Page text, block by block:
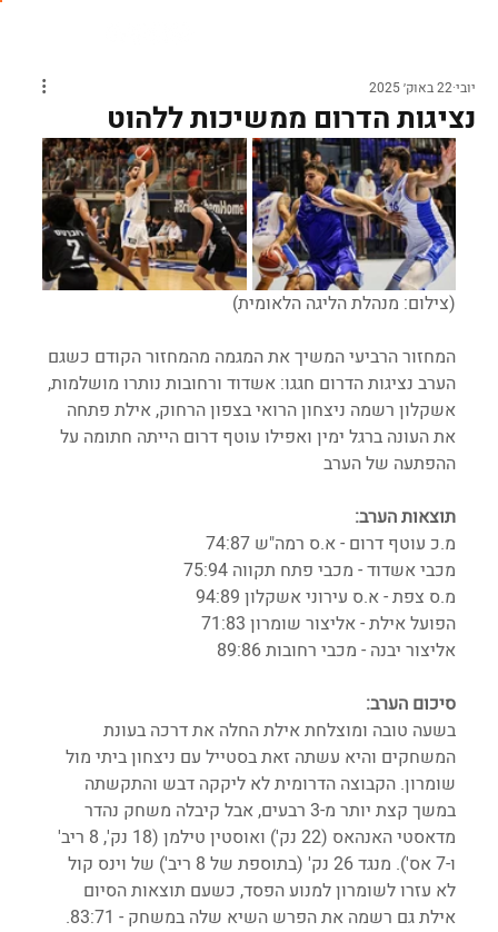
נציגות הדרום ממשיכות ללהוט
יובי22 באוק׳ 2025
(צילום: מנהלת הליגה הלאומית)
המחזור הרביעי המשיך את המגמה מהמחזור הקודם כשגם
הערב נציגות הדרום חגגו: אשדוד ורחובות נותרו מושלמות,
אשקלון רשמה ניצחון הרואי בצפון הרחוק, אילת פתחה
את העונה ברגל ימין ואפילו עוטף דרום הייתה חתומה על
ההפתעה של הערב
תוצאות הערב:
מ.כ עוטף דרום - א.ס רמה"ש 74:87
מכבי אשדוד - מכבי פתח תקווה 75:94
מ.ס צפת - א.ס עירוני אשקלון 94:89
הפועל אילת - אליצור שומרון 71:83
אליצור יבנה - מכבי רחובות 89:86
סיכום הערב:
בשעה טובה ומוצלחת אילת החלה את דרכה בעונת
המשחקים והיא עשתה זאת בסטייל עם ניצחון ביתי מול
שומרון. הקבוצה הדרומית לא ליקקה דבש והתקשתה
במשך קצת יותר מ-3 רבעים, אבל קיבלה משחק נהדר
מדאסטי האנהאס (22 נק') ואוסטין טילמן (18 נק', 8 ריב'
ו-7 אס'). מנגד 26 נק' (בתוספת של 8 ריב') של וינס קול
לא עזרו לשומרון למנוע הפסד, כשעם תוצאות הסיום
אילת גם רשמה את הפרש השיא שלה במשחק - 83:71.